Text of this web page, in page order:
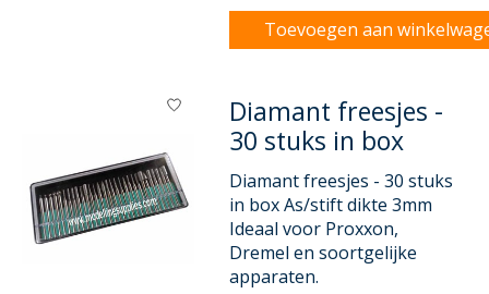
Toevoegen aan
Diamant freesjes -
30 stuks in box
Diamant freesjes - 30 stuks
in box As/stift dikte 3mm
Ideaal voor Proxxon,
Dremel en soortgelijke
apparaten.